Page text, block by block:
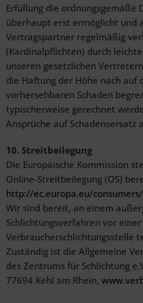
Erfüllung die ordnungsgemäße
überhaupt erst ermöglicht und
Vertragspartner regelmäßig
(Kardinalpflichten) durch
unseren gesetzlichen
die Haftung der Höhe nach auf
vorhersehbaren Schaden
typischerweise gerechnet
Ansprüche auf Schadensersatz
10. Streitbeilegung
Die Europäische Kommission
Online-Streitbeilegung (OS)
http://ec.europa.eu/
Wir sind bereit, an einem
Schlichtungsverfahren vor einer
Verbraucherschlichtungsstelle
Zuständig ist die Allgemeine
des Zentrums für Schlichtung
77694 Kehl am Rhein,